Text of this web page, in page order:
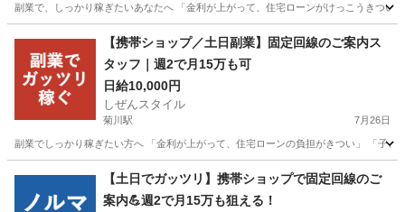
副業で、しっかり稼ぎたいあなたへ 「金利が上がって、住宅ローンがけっこうきつ
菊川駅 家電量販店 ネット
【携帯ショップ／土日副業】固定回線のご案内ス
タッフ｜週2で月15万も可
日給10,000円
しぜんスタイル
菊川駅 7月26日
副業でしっかり稼ぎたい方へ 「金利が上がって、住宅ローンの負担がきつい」 「子
菊川駅 家電量販店 スタッフ
【土日でガッツリ】携帯ショップで固定回線のご
案内💪週2で月15万も狙える！